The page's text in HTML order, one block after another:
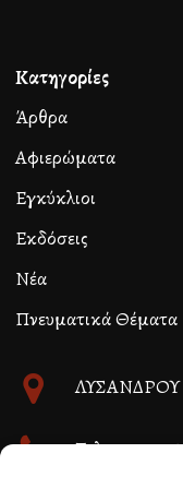
Κατηγορίες
Άρθρα
Αφιερώματα
Εγκύκλιοι
Εκδόσεις
Νέα
Πνευματικά Θέματα
ΛΥΣΑΝΔΡΟΥ
Τηλ. 27310